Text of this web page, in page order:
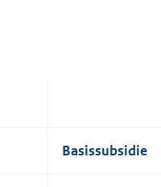
Basissubsidie